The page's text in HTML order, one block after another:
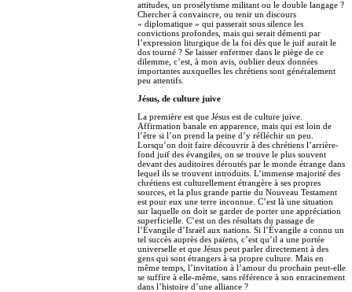
attitudes, un prosélytisme militant ou le double langage ?
Chercher à convaincre, ou tenir un discours
« diplomatique » qui passerait sous silence les
convictions profondes, mais qui serait démenti par
l’expression liturgique de la foi dès que le juif aurait le
dos tourné ? Se laisser enfermer dans le piège de ce
dilemme, c’est, à mon avis, oublier deux données
importantes auxquelles les chrétiens sont généralement
peu attentifs.
Jésus, de culture juive
La première est que Jésus est de culture juive.
Affirmation banale en apparence, mais qui est loin de
l’être si l’on prend la peine d’y réfléchir un peu.
Lorsqu’on doit faire découvrir à des chrétiens l’arrière-
fond juif des évangiles, on se trouve le plus souvent
devant des auditoires déroutés par le monde étrange dans
lequel ils se trouvent introduits. L’immense majorité des
chrétiens est culturellement étrangère à ses propres
sources, et la plus grande partie du Nouveau Testament
est pour eux une terre inconnue. C’est là une situation
sur laquelle on doit se garder de porter une appréciation
superficielle. C’est un des résultats du passage de
l’Évangile d’Israël aux nations. Si l’Évangile a connu un
tel succès auprès des païens, c’est qu’il a une portée
universelle et que Jésus peut parler directement à des
gens qui sont étrangers à sa propre culture. Mais en
même temps, l’invitation à l’amour du prochain peut-elle
se suffire à elle-même, sans référence à son enracinement
dans l’histoire d’une alliance ?